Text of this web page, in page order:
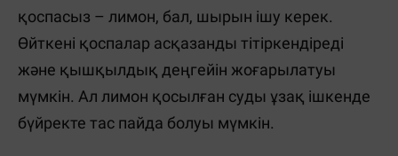
қоспасыз – лимон, бал, шырын ішу керек.
Өйткені қоспалар асқазанды тітіркендіреді
және қышқылдық деңгейін жоғарылатуы
мүмкін. Ал лимон қосылған суды ұзақ ішкенде
бүйректе тас пайда болуы мүмкін.